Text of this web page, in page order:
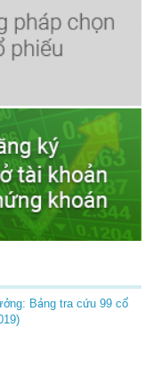
Bảng tra cứu 99 cổ